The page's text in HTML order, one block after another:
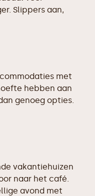
Slippers aan,
met
hebben aan
genoeg opties.
vakantiehuizen
naar het café.
avond met